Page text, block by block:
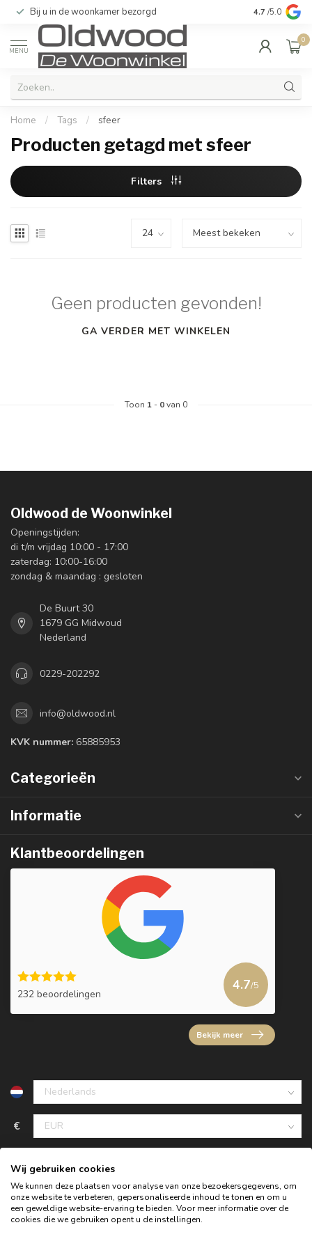
Bij u in de woonkamer bezorgd Kwaliteit &
4.7 /5.0
MENU
0
Home / Tags / sfeer
Producten getagd met sfeer
Filters
Geen producten gevonden!
GA VERDER MET WINKELEN
Toon 1 - 0van 0
Oldwood de Woonwinkel
Openingstijden:
di t/m vrijdag 10:00 - 17:00
zaterdag: 10:00-16:00
zondag & maandag : gesloten
De Buurt 30
1679 GG Midwoud
Nederland
0229-202292
info@oldwood.nl
KVK nummer: 65885953
Categorieën
Informatie
Klantbeoordelingen
232 beoordelingen
4.7/5
Bekijk meer
€
Wij gebruiken cookies
We kunnen deze plaatsen voor analyse van onze bezoekersgegevens, om
onze website te verbeteren, gepersonaliseerde inhoud te tonen en om u
een geweldige website-ervaring te bieden. Voor meer informatie over de
cookies die we gebruiken opent u de instellingen.